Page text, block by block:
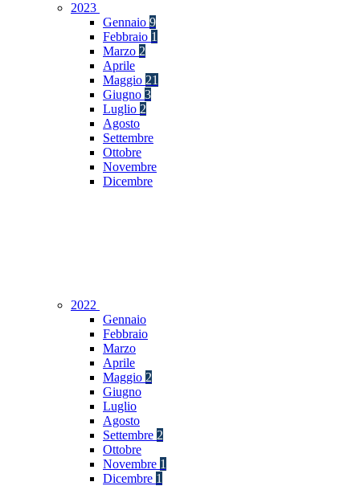
2023
Gennaio 9
Febbraio 1
Marzo 2
Aprile
Maggio 21
Giugno 3
Luglio 2
Agosto
Settembre
Ottobre
Novembre
Dicembre
2022
Gennaio
Febbraio
Marzo
Aprile
Maggio 2
Giugno
Luglio
Agosto
Settembre 2
Ottobre
Novembre 1
Dicembre 1